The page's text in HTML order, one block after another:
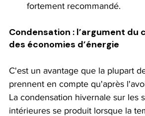
fortement recommandé.
Condensation : l’argument
des économies d’énergie
C'est un avantage que la plupart
prennent en compte qu'après
La condensation hivernale sur les
intérieures se produit lorsque la